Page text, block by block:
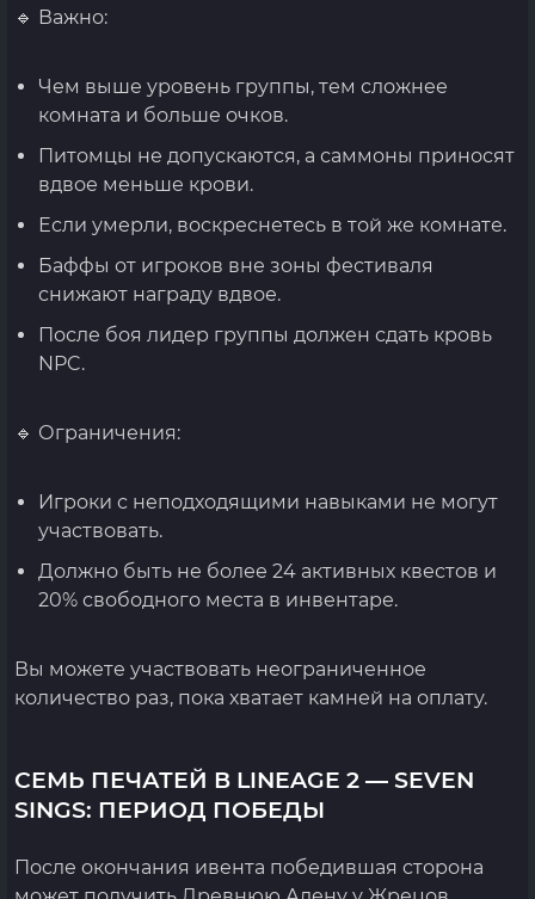
🔹 Важно:
Чем выше уровень группы, тем сложнее
комната и больше очков.
Питомцы не допускаются, а саммоны приносят
вдвое меньше крови.
Если умерли, воскреснетесь в той же комнате.
Баффы от игроков вне зоны фестиваля
снижают награду вдвое.
После боя лидер группы должен сдать кровь
NPC.
🔹 Ограничения:
Игроки с неподходящими навыками не могут
участвовать.
Должно быть не более 24 активных квестов и
20% свободного места в инвентаре.
Вы можете участвовать неограниченное
количество раз, пока хватает камней на оплату.
СЕМЬ ПЕЧАТЕЙ В LINEAGE 2 — SEVEN
SINGS: ПЕРИОД ПОБЕДЫ
После окончания ивента победившая сторона